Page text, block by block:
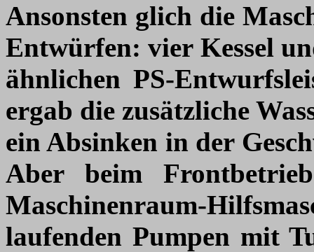
Ansonsten glich die
Entwürfen: vier Kessel
ähnlichen PS-
ergab die zusätzliche
ein Absinken in der
Aber beim
Maschinenraum-
laufenden Pumpen mit